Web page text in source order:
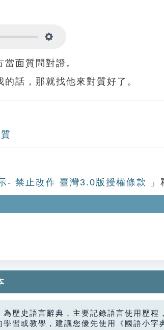
面質問對證。
的話，那就找他來對質好了。
- 禁止改作 臺灣3.0版授權條款 」
為歷史語言辭典，主要記錄語言使用歷
習或教學，建議您優先使用《國語小字